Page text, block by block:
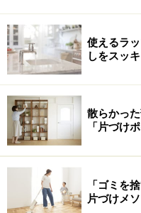
誌・雑紙」を、写真の
す。上が「新聞」、下
に布を垂らして目隠し
れ取り出して紐をかけ
やすいので、部屋も散ら
家具の上に吹き
使えるラ
しをスッ
散らかっ
「片づけ
「ゴミを
片づけメ